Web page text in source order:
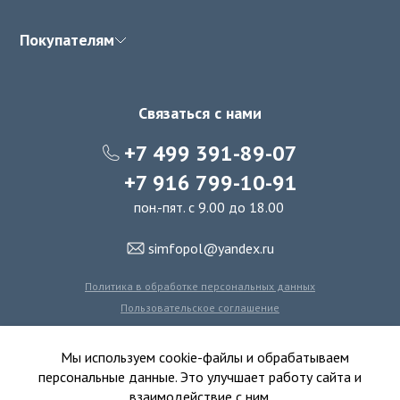
Покупателям
Связаться с нами
+7 499 391-89-07
+7 916 799-10-91
пон.-пят. с 9.00 до 18.00
simfopol@yandex.ru
Политика в обработке персональных данных
Пользовательское соглашение
Политика использования файлов cookie
Мы используем cookie-файлы и обрабатываем
персональные данные. Это улучшает работу сайта и
взаимодействие с ним.